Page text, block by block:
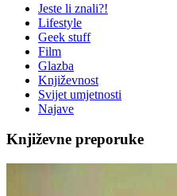
Jeste li znali?!
Lifestyle
Geek stuff
Film
Glazba
Književnost
Svijet umjetnosti
Najave
Književne preporuke